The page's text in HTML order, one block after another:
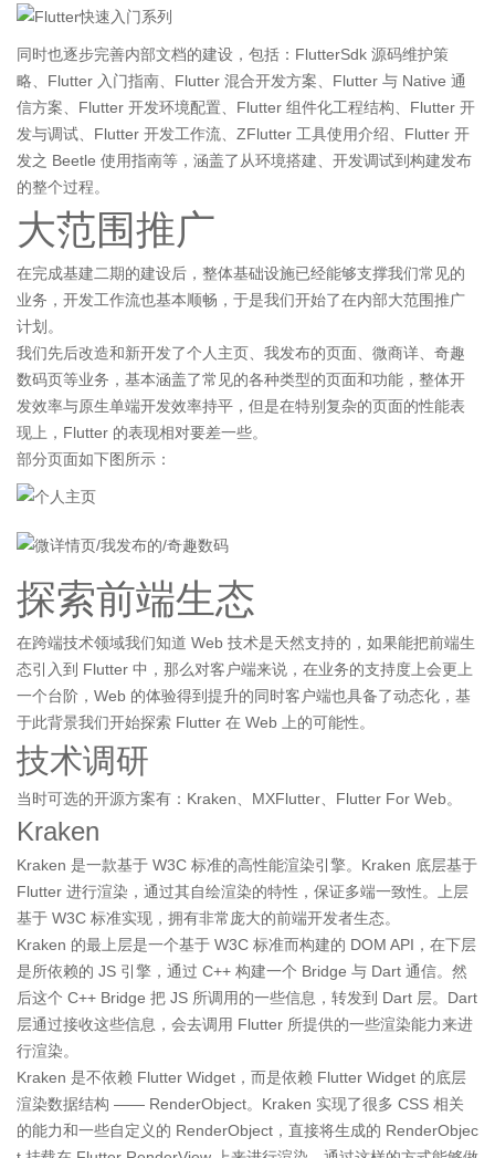
同时也逐步完善内部文档的建设，包括：FlutterSdk 源码维护策
略、Flutter 入门指南、Flutter 混合开发方案、Flutter 与 Native 通
信方案、Flutter 开发环境配置、Flutter 组件化工程结构、Flutter 开
发与调试、Flutter 开发工作流、ZFlutter 工具使用介绍、Flutter 开
发之 Beetle 使用指南等，涵盖了从环境搭建、开发调试到构建发布
的整个过程。
大范围推广
在完成基建二期的建设后，整体基础设施已经能够支撑我们常见的
业务，开发工作流也基本顺畅，于是我们开始了在内部大范围推广
计划。
我们先后改造和新开发了个人主页、我发布的页面、微商详、奇趣
数码页等业务，基本涵盖了常见的各种类型的页面和功能，整体开
发效率与原生单端开发效率持平，但是在特别复杂的页面的性能表
现上，Flutter 的表现相对要差一些。
部分页面如下图所示：
探索前端生态
在跨端技术领域我们知道 Web 技术是天然支持的，如果能把前端生
态引入到 Flutter 中，那么对客户端来说，在业务的支持度上会更上
一个台阶，Web 的体验得到提升的同时客户端也具备了动态化，基
于此背景我们开始探索 Flutter 在 Web 上的可能性。
技术调研
当时可选的开源方案有：Kraken、MXFlutter、Flutter For Web。
Kraken
Kraken 是一款基于 W3C 标准的高性能渲染引擎。Kraken 底层基于
Flutter 进行渲染，通过其自绘渲染的特性，保证多端一致性。上层
基于 W3C 标准实现，拥有非常庞大的前端开发者生态。
Kraken 的最上层是一个基于 W3C 标准而构建的 DOM API，在下层
是所依赖的 JS 引擎，通过 C++ 构建一个 Bridge 与 Dart 通信。然
后这个 C++ Bridge 把 JS 所调用的一些信息，转发到 Dart 层。Dart
层通过接收这些信息，会去调用 Flutter 所提供的一些渲染能力来进
行渲染。
Kraken 是不依赖 Flutter Widget，而是依赖 Flutter Widget 的底层
渲染数据结构 —— RenderObject。Kraken 实现了很多 CSS 相关
的能力和一些自定义的 RenderObject，直接将生成的 RenderObjec